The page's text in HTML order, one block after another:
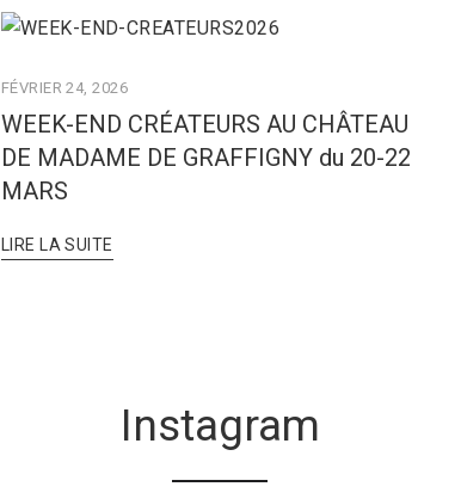
FÉVRIER 24, 2026
WEEK-END CRÉATEURS AU CHÂTEAU
DE MADAME DE GRAFFIGNY du 20-22
MARS
LIRE LA SUITE
Instagram